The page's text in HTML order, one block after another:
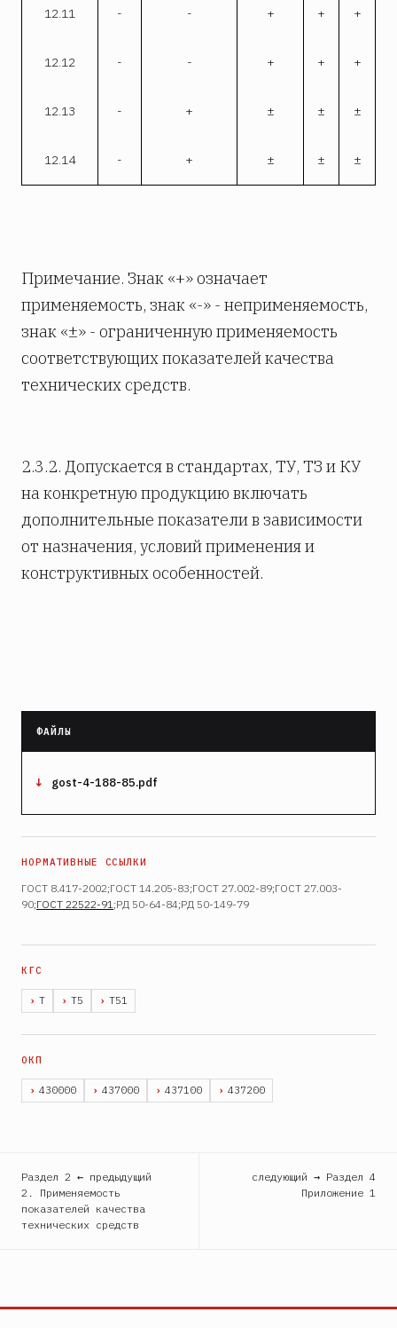
12.11 - - + + +
12.12 - - + + +
12.13 - + ± ± ±
12.14 - + ± ± ±
Примечание. Знак «+» означает
применяемость, знак «-» - неприменяемость,
знак «±» - ограниченную применяемость
соответствующих показателей качества
технических средств.
2.3.2. Допускается в стандартах, ТУ, ТЗ и КУ
на конкретную продукцию включать
дополнительные показатели в зависимости
от назначения, условий применения и
конструктивных особенностей.
gost-4-188-85.pdf
ГОСТ 8.417-2002;ГОСТ 14.205-83;ГОСТ 27.002-89;ГОСТ 27.003-
90;ГОСТ 22522-91 ;РД 50-64-84;РД 50-149-79
Т Т5 Т51
430000 437000 437100 437200
Раздел 2 ← предыдущий
2. Применяемость
показателей качества
технических средств
следующий → Раздел 4
Приложение 1